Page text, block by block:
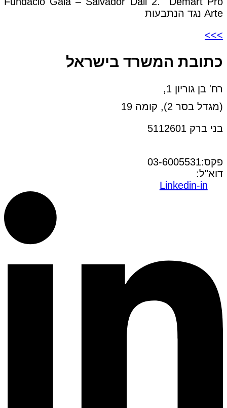
Arte נגד הנתבעות
>>>
כתובת המשרד בישראל
רח' בן גוריון 1,
(מגדל בסר 2), קומה 19
בני ברק 5112601
פקס:03-6005531
דוא"ל:
Linkedin-in